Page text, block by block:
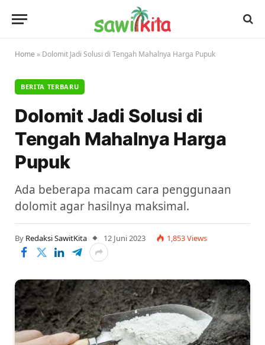
Home » Dolomit Jadi Solusi di Tengah Mahalnya Harga Pupuk
BERITA TERBARU
Dolomit Jadi Solusi di
Tengah Mahalnya Harga
Pupuk
Ada beberapa macam cara penggunaan
dolomit agar hasilnya maksimal.
By Redaksi SawitKita 12 Juni 2023 1,853Views